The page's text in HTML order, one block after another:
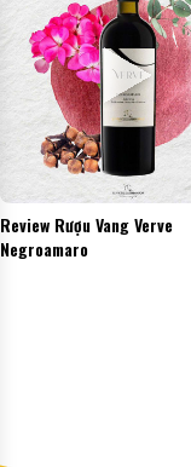
Review Rượu Vang Verve
Negroamaro